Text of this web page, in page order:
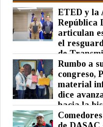
ETED y la
República
articulan
el
de
Nacional y
capacidades.
Posted on 07 Aug 2026 - 0 Comments
Rumbo a
congreso,
material
dice
hacia la
Posted on 07 Aug 2026 - 0 Comments